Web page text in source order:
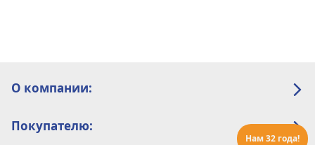
Нам 32 года!
О компании:
Покупателю: